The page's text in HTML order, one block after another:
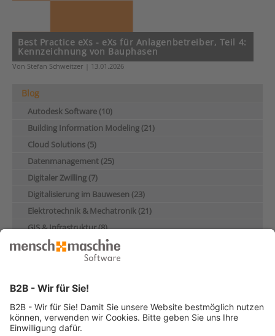
Best Practice eXs - eXs für Anlagenbetreiber, Teil 4:
Kennzeichnung von Bauphasen
Von Stefan Schweitzer | 13.01.2026
Blog
Autodesk Software (10)
Building Information Modeling (21)
Cloud Solutions (5)
Datenmanagement (25)
Digitaler Zwilling (7)
Digitalisierung im Bauwesen (23)
Elektrotechnik & Mechatronik (21)
GIS & Infrastruktur (8)
Industrie & Maschinenbau (28)
Künstliche Intelligenz (4)
Produktentwicklung & Konstruktion (13)
Schulung (5)
Über Mensch und Maschine (10)